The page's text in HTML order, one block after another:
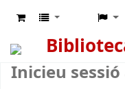
Inicieu